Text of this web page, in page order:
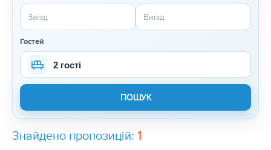
Гостей
2 гості
Знайдено пропозицій: 1